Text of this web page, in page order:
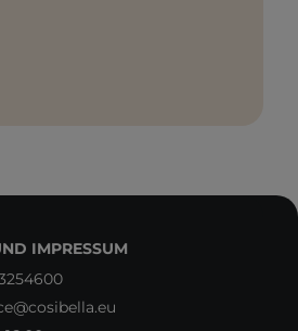
IMPRESSUM